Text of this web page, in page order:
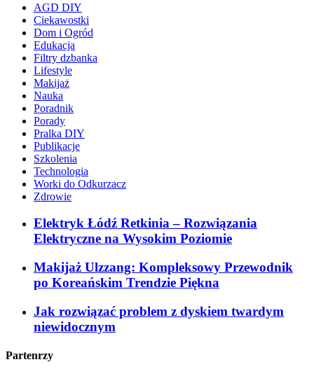
AGD DIY
Ciekawostki
Dom i Ogród
Edukacja
Filtry dzbanka
Lifestyle
Makijaż
Nauka
Poradnik
Porady
Pralka DIY
Publikacje
Szkolenia
Technologia
Worki do Odkurzacz
Zdrowie
Elektryk Łódź Retkinia – Rozwiązania
Elektryczne na Wysokim Poziomie
Makijaż Ulzzang: Kompleksowy Przewodnik
po Koreańskim Trendzie Piękna
Jak rozwiązać problem z dyskiem twardym
niewidocznym
Partenrzy